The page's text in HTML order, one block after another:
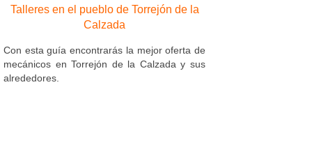
Talleres en el pueblo de Torrejón de la
Calzada
Con esta guía encontrarás la mejor oferta de
mecánicos en Torrejón de la Calzada y sus
alrededores.